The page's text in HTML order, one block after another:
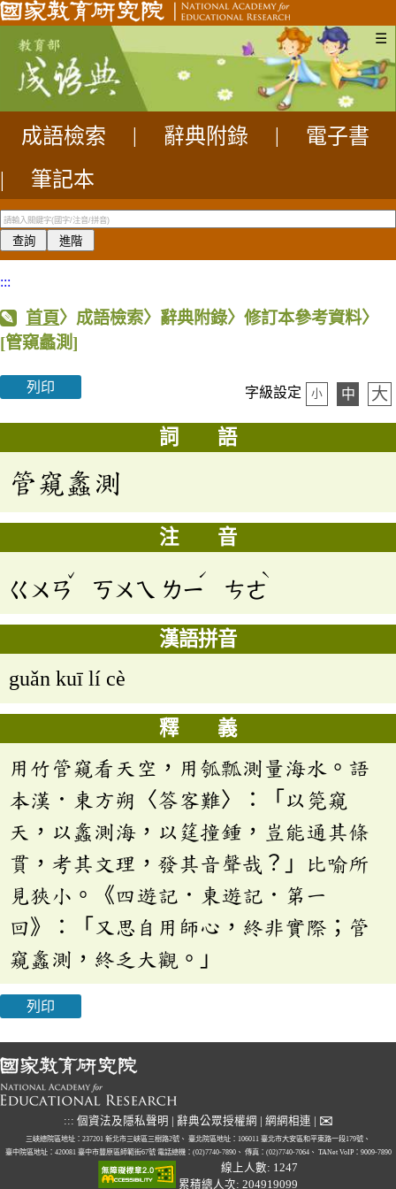
☰
成語檢索 辭典附錄
電子書
|
筆記本
:::
首頁〉成語檢索〉辭典附錄〉修訂本參考資料〉
[管窺蠡測]
列印 字級設定 小 中 大
詞 語
管窺蠡測
注 音
ㄍㄨㄢ
ˇ
ㄎㄨㄟ ㄌㄧ
ˊ
ㄘㄜ
ˋ
漢語拼音
guǎn kuī lí cè
釋 義
用竹管窺看天空，用瓠瓢測量海水。語
本漢．東方朔〈答客難〉：「以筦窺
天，以蠡測海，以筳撞鍾，豈能通其條
貫，考其文理，發其音聲哉？」比喻所
見狹小。《四遊記．東遊記．第一
回》：「又思自用師心，終非實際；管
窺蠡測，終乏大觀。」
列印
::: 個資法及隱私聲明 辭典公眾授權網 網網相連 ✉
三峽總院區地址：237201 新北市三峽區三樹路2號、 臺北院區地址：106011 臺北市大安區和平東路一段179號、
臺中院區地址：420081 臺中市豐原區師範街67號 電話總機：(02)7740-7890、 傳真：(02)7740-7064、 TANet VoIP：9009-7890
線上人數: 1247
累積總人次: 204919099